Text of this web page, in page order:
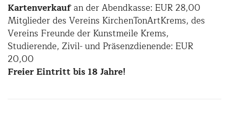
Kartenverkaufan der Abendkasse: EUR 28,00
Mitglieder des Vereins KirchenTonArtKrems, des
Vereins Freunde der Kunstmeile Krems,
Studierende, Zivil- und Präsenzdienende: EUR
20,00
Freier Eintritt bis 18 Jahre!